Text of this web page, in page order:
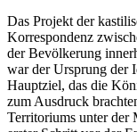
Das Projekt der
Korrespondenz
der Bevölkerung
war der Ursprung der
Hauptziel, das die
zum Ausdruck
Territoriums unter der